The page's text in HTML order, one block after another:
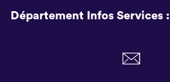
Département Infos Services :